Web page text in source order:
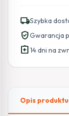
S
(RB760iGS)
local_shippingSzybka
verified_userGwarancja
assignment_return14 dni na
Opis produktu